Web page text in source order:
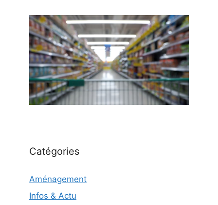
Catégories
Aménagement
Infos & Actu